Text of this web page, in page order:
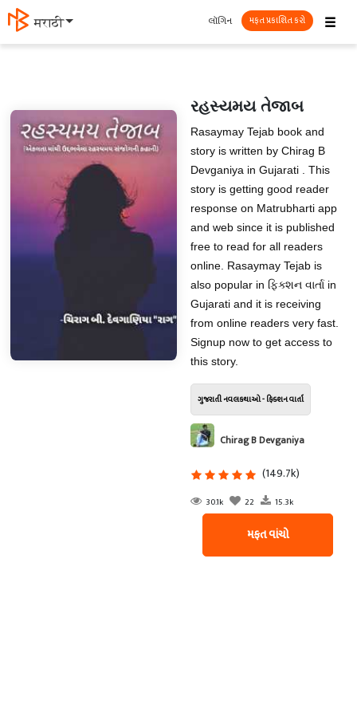
मराठी ☰
લૉગિન મફત પ્રકાશિત કરો
રહસ્યમય તેજાબ
Rasaymay Tejab book and
story is written by Chirag B
Devganiya in Gujarati . This
story is getting good reader
response on Matrubharti app
and web since it is published
free to read for all readers
online. Rasaymay Tejab is
also popular in ફિક્શન વાર્તા in
Gujarati and it is receiving
from online readers very fast.
Signup now to get access to
this story.
ગુજરાતી નવલકથાઓ - ફિક્શન વાર્તા
Chirag B Devganiya
(149.7k)
30.1k 22 15.3k
મફત વાંચો